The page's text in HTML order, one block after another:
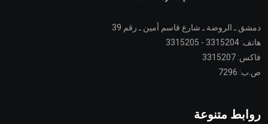
دمشق ـ الروضة ـ شارع قاسم أمين ـ رقم 39
هاتف: 3315204 - 3315205
فاكس: 3315207
ص.ب: 7296
روابط متنوعة